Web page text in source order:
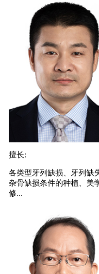
擅长:
各类型牙列缺损、牙列缺
杂骨缺损条件的种植、美
修...